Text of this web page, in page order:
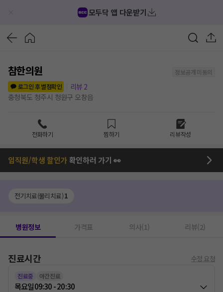
모두닥 앱 다운받기
참한의원
정보공개 미동의
로그인 후 별점확인
리뷰 2
충청북도 청주시 청원구 오창읍
전화하기 찜하기 리뷰작성
임직원/학생 할인가확인하러 가기 👀
전기치료(물리치료)1
병원정보 가격표 의사(1) 리뷰(2)
진료시간 수정 요청
진료중 야간진료
목요일09:30 - 20:30